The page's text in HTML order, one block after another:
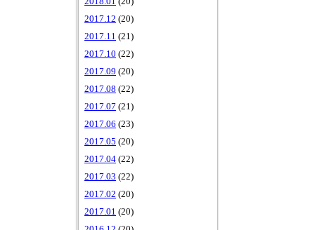
2017.12 (20)
2017.11 (21)
2017.10 (22)
2017.09 (20)
2017.08 (22)
2017.07 (21)
2017.06 (23)
2017.05 (20)
2017.04 (22)
2017.03 (22)
2017.02 (20)
2017.01 (20)